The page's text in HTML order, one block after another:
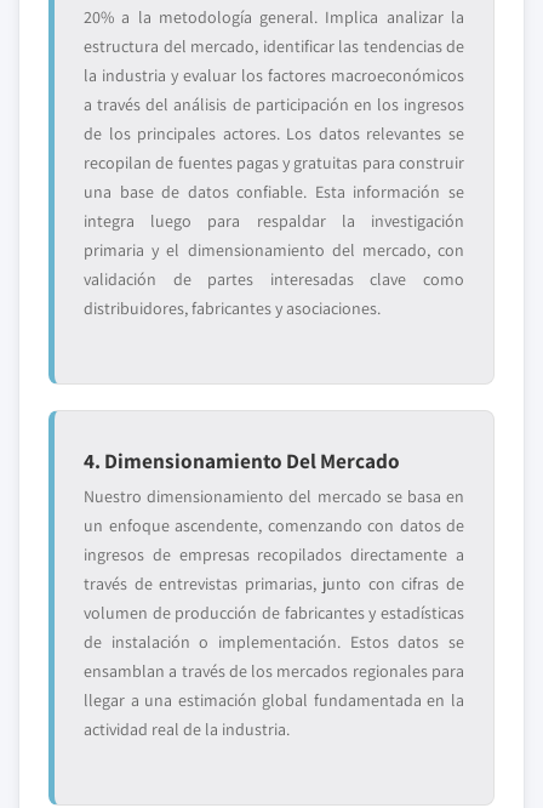
20% a la metodología general. Implica analizar la
estructura del mercado, identificar las tendencias de
la industria y evaluar los factores macroeconómicos
a través del análisis de participación en los ingresos
de los principales actores. Los datos relevantes se
recopilan de fuentes pagas y gratuitas para construir
una base de datos confiable. Esta información se
integra luego para respaldar la investigación
primaria y el dimensionamiento del mercado, con
validación de partes interesadas clave como
distribuidores, fabricantes y asociaciones.
4. Dimensionamiento Del Mercado
Nuestro dimensionamiento del mercado se basa en
un enfoque ascendente, comenzando con datos de
ingresos de empresas recopilados directamente a
través de entrevistas primarias, junto con cifras de
volumen de producción de fabricantes y estadísticas
de instalación o implementación. Estos datos se
ensamblan a través de los mercados regionales para
llegar a una estimación global fundamentada en la
actividad real de la industria.